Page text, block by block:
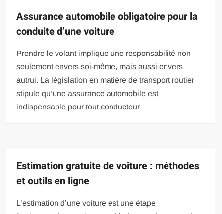
Assurance automobile obligatoire pour la
conduite d’une voiture
Prendre le volant implique une responsabilité non
seulement envers soi-même, mais aussi envers
autrui. La législation en matière de transport routier
stipule qu’une assurance automobile est
indispensable pour tout conducteur
Estimation gratuite de voiture : méthodes
et outils en ligne
L’estimation d’une voiture est une étape